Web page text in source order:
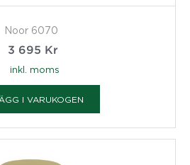
Noor 6070
3 695 Kr
inkl. moms
I VARUKOGEN